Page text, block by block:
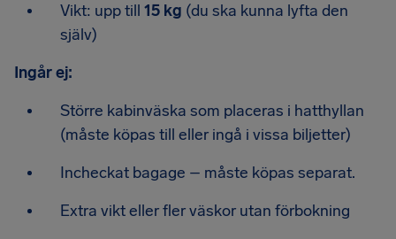
Vikt: upp till 15 kg (du ska kunna lyfta den
själv)
Ingår ej:
Större kabinväska som placeras i hatthyllan
(måste köpas till eller ingå i vissa biljetter)
Incheckat bagage – måste köpas separat.
Extra vikt eller fler väskor utan förbokning